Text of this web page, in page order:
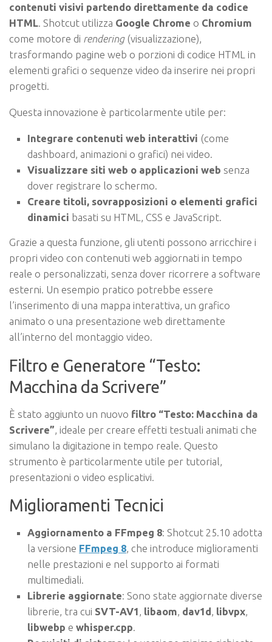
contenuti visivi partendo direttamente da codice
HTML. Shotcut utilizza Google Chrome o Chromium
come motore di rendering(visualizzazione),
trasformando pagine web o porzioni di codice HTML in
elementi grafici o sequenze video da inserire nei propri
progetti.
Questa innovazione è particolarmente utile per:
Integrare contenuti web interattivi (come
dashboard, animazioni o grafici) nei video.
Visualizzare siti web o applicazioni web senza
dover registrare lo schermo.
Creare titoli, sovrapposizioni o elementi grafici
dinamici basati su HTML, CSS e JavaScript.
Grazie a questa funzione, gli utenti possono arricchire i
propri video con contenuti web aggiornati in tempo
reale o personalizzati, senza dover ricorrere a software
esterni. Un esempio pratico potrebbe essere
l’inserimento di una mappa interattiva, un grafico
animato o una presentazione web direttamente
all’interno del montaggio video.
Filtro e Generatore “Testo:
Macchina da Scrivere”
È stato aggiunto un nuovo filtro “Testo: Macchina da
Scrivere” , ideale per creare effetti testuali animati che
simulano la digitazione in tempo reale. Questo
strumento è particolarmente utile per tutorial,
presentazioni o video esplicativi.
Miglioramenti Tecnici
Aggiornamento a FFmpeg 8: Shotcut 25.10 adotta
la versione FFmpeg 8, che introduce miglioramenti
nelle prestazioni e nel supporto ai formati
multimediali.
Librerie aggiornate: Sono state aggiornate diverse
librerie, tra cui SVT-AV1, libaom, dav1d, libvpx,
libwebp e whisper.cpp.